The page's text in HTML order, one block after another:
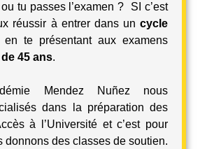
tu passes l’examen ? SI c’est
réussir à entrer dans un cycle
en te présentant aux examens
45 ans.
Mendez Nuñez nous
dans la préparation des
à l’Université et c’est pour
donnons des classes de soutien.